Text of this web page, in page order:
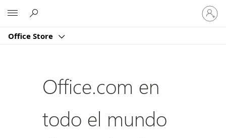
Office Store
Iniciar
sesión
en
cuenta
Office.com en
todo el mundo